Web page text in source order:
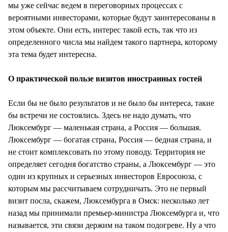
мы уже сейчас ведем в переговорных процессах с
вероятными инвесторами, которые будут заинтересованы в
этом объекте. Они есть, интерес такой есть, так что из
определенного числа мы найдем такого партнера, которому
эта тема будет интересна.
О практической пользе визитов иностранных гостей
Если бы не было результатов и не было бы интереса, такие
бы встречи не состоялись. Здесь не надо думать, что
Люксембург — маленькая страна, а Россия — большая.
Люксембург — богатая страна, Россия — бедная страна, и
не стоит комплексовать по этому поводу. Территория не
определяет сегодня богатство страны, а Люксембург — это
один из крупных и серьезных инвесторов Евросоюза, с
которым мы рассчитываем сотрудничать. Это не первый
визит посла, скажем, Люксембурга в Омск: несколько лет
назад мы принимали премьер-министра Люксембурга и, что
называется, эти связи держим на таком подогреве. Ну а что